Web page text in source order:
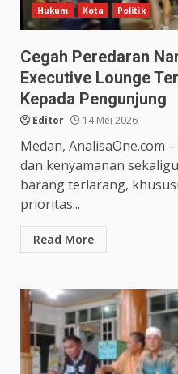
Hukum Kota Politik
Cegah Peredaran
Executive Lounge
Kepada Pengunjung
Editor 14 Mei 2026
Medan, AnalisaOne.com
dan kenyamanan
barang terlarang,
prioritas...
Read More